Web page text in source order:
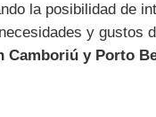
la posibilidad de
y
Camboriú y Porto